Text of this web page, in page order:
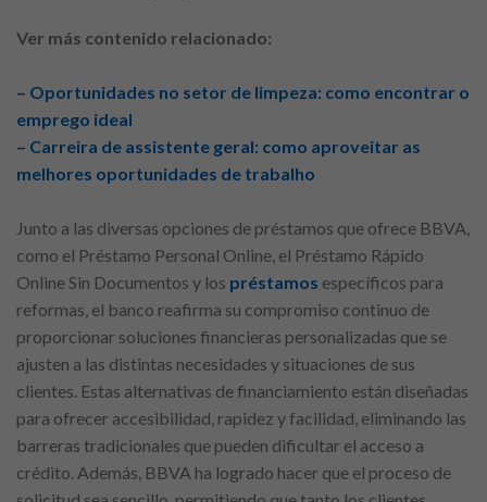
Ver más contenido relacionado:
– Oportunidades no setor de limpeza: como encontrar o
emprego ideal
– Carreira de assistente geral: como aproveitar as
melhores oportunidades de trabalho
Junto a las diversas opciones de préstamos que ofrece BBVA,
como el Préstamo Personal Online, el Préstamo Rápido
Online Sin Documentos y los préstamos específicos para
reformas, el banco reafirma su compromiso continuo de
proporcionar soluciones financieras personalizadas que se
ajusten a las distintas necesidades y situaciones de sus
clientes. Estas alternativas de financiamiento están diseñadas
para ofrecer accesibilidad, rapidez y facilidad, eliminando las
barreras tradicionales que pueden dificultar el acceso a
crédito. Además, BBVA ha logrado hacer que el proceso de